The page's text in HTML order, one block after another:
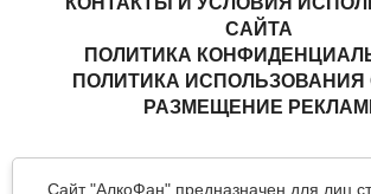
Сайт "АлкоФан" предназначен для лиц
САЙТА
ПОЛИТИКА
ПОЛИТИКА ИСПОЛЬЗОВАНИЯ
РАЗМЕЩЕНИЕ